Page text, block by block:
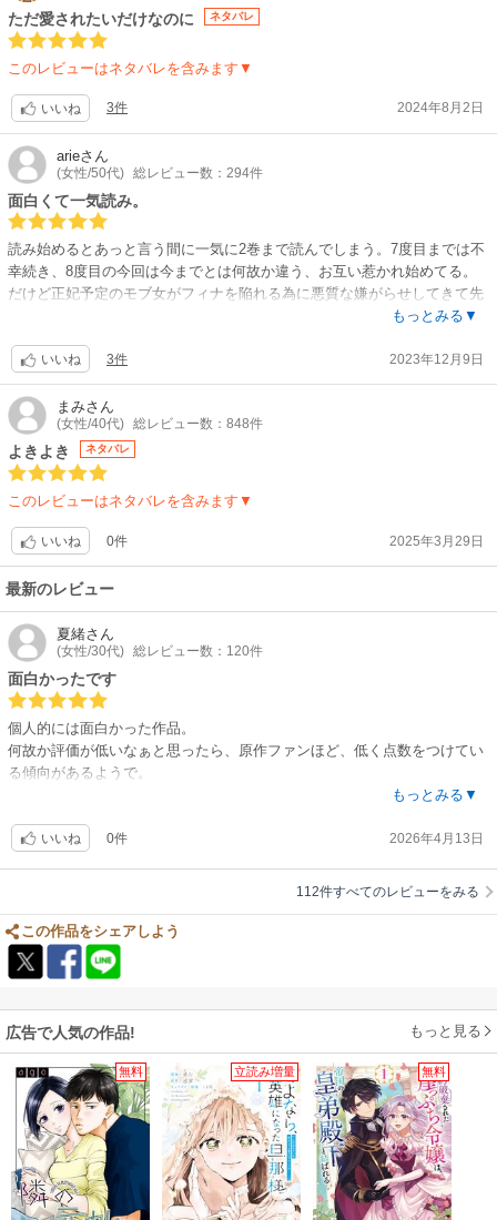
コミカライズ成功～‼️善き‼️
ただ愛されたいだけなのに ネタバレ
このレビューはネタバレを含みます▼
いいね 3件 2024年8月2日
arieさん
(女性/50代) 総レビュー数：294件
面白くて一気読み。
読み始めるとあっと言う間に一気に2巻まで読んでしまう。7度目までは不
幸続き、8度目の今回は今までとは何故か違う、お互い惹かれ始めてる。
だけど正妃予定のモブ女がフィナを陥れる為に悪質な嫌がらせしてきて先
行き不安。フィナを昔から好きな執着男もフィナを好き過ぎて紙一重。一
もっとみる▼
いいね 3件 2023年12月9日
まみさん
(女性/40代) 総レビュー数：848件
よきよき ネタバレ
このレビューはネタバレを含みます▼
いいね 0件 2025年3月29日
最新のレビュー
夏緒さん
(女性/30代) 総レビュー数：120件
面白かったです
個人的には面白かった作品。
何故か評価が低いなぁと思ったら、原作ファンほど、低く点数をつけてい
る傾向があるようで。
もっとみる▼
いいね 0件 2026年4月13日
112件すべてのレビューをみる
この作品をシェアしよう
広告で人気の作品! もっと見る
無料 立読み増量 無料